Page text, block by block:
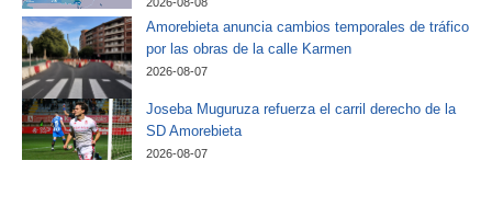
Amorebieta anuncia cambios temporales de tráfico
por las obras de la calle Karmen
2026-08-07
Joseba Muguruza refuerza el carril derecho de la
SD Amorebieta
2026-08-07